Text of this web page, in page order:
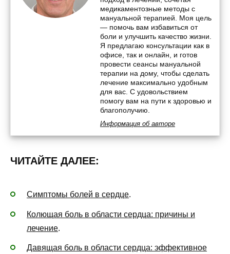
медикаментозные методы с
мануальной терапией. Моя цель
— помочь вам избавиться от
боли и улучшить качество жизни.
Я предлагаю консультации как в
офисе, так и онлайн, и готов
провести сеансы мануальной
терапии на дому, чтобы сделать
лечение максимально удобным
для вас. С удовольствием
помогу вам на пути к здоровью и
благополучию.
Информация об авторе
ЧИТАЙТЕ ДАЛЕЕ:
Симптомы болей в сердце.
Колющая боль в области сердца: причины и
лечение.
Давящая боль в области сердца: эффективное